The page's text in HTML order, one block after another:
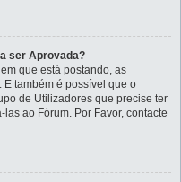
ser Aprovada?
que está postando, as
também é possível que o
de Utilizadores que precise ter
ao Fórum. Por Favor, contacte